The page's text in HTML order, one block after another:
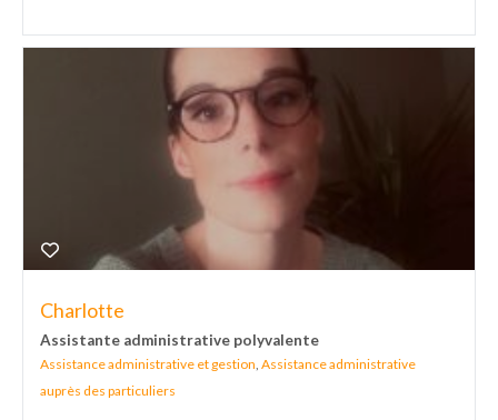
Charlotte
Assistante administrative polyvalente
Assistance administrative et gestion, Assistance administrative
auprès des particuliers